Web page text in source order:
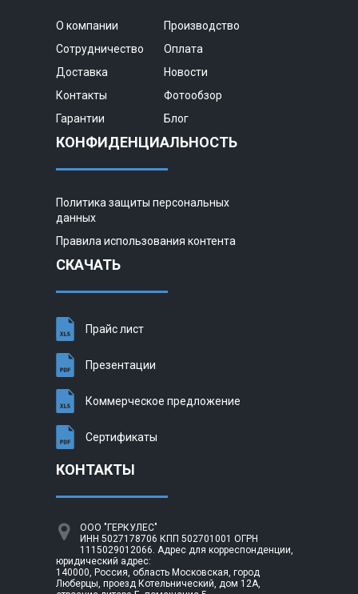
О компании
Производство
Сотрудничество
Оплата
Доставка
Новости
Контакты
Фотообзор
Гарантии
Блог
КОНФИДЕНЦИАЛЬНОСТЬ
Политика защиты персональных
данных
Правила использования контента
СКАЧАТЬ
Прайс лист
Презентации
Коммерческое предложение
Сертификаты
КОНТАКТЫ
ООО "ГЕРКУЛЕС"
ИНН 5027178706 КПП 502701001 ОГРН
1115029012066. Адрес для корреспонденции,
юридический адрес:
140000, Россия, область Московская, город
Люберцы, проезд Котельнический, дом 12А,